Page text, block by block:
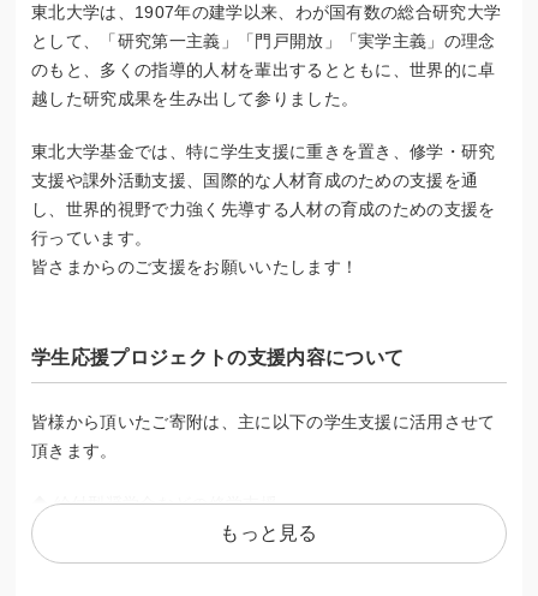
東北大学は、1907年の建学以来、わが国有数の総合研究大学
として、「研究第一主義」「門戸開放」「実学主義」の理念
のもと、多くの指導的人材を輩出するとともに、世界的に卓
越した研究成果を生み出して参りました。
東北大学基金では、特に学生支援に重きを置き、修学・研究
支援や課外活動支援、国際的な人材育成のための支援を通
し、世界的視野で力強く先導する人材の育成のための支援を
行っています。
皆さまからのご支援をお願いいたします！
学生応援プロジェクトの支援内容について
皆様から頂いたご寄附は、主に以下の学生支援に活用させて
頂きます。
◆ 給付型奨学金などの修学支援
◆ 部活動やサークル活動などの課外活動支援
◆ 海外留学・国際体験支援
もっと見る